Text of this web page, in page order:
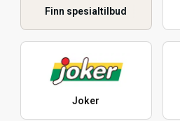
Finn spesialtilbud
Joker